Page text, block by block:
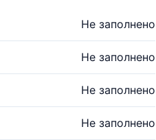
Не заполнено
Не заполнено
Не заполнено
Не заполнено